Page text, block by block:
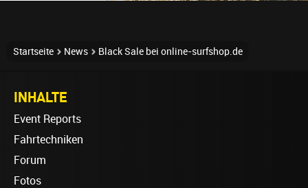
Startseite News Black Sale bei online-surfshop.de
INHALTE
Event Reports
Fahrtechniken
Forum
Fotos